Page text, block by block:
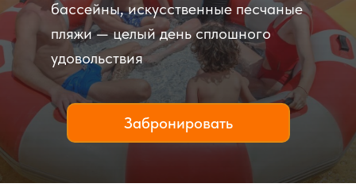
Забронировать
бассейны, искусственные песчаные
пляжи — целый день сплошного
удовольствия